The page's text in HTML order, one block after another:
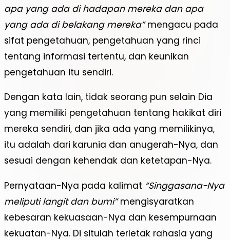
apa yang ada di hadapan mereka dan apa
yang ada di belakang mereka”mengacu pada
sifat pengetahuan, pengetahuan yang rinci
tentang informasi tertentu, dan keunikan
pengetahuan itu sendiri.
Dengan kata lain, tidak seorang pun selain Dia
yang memiliki pengetahuan tentang hakikat diri
mereka sendiri, dan jika ada yang memilikinya,
itu adalah dari karunia dan anugerah-Nya, dan
sesuai dengan kehendak dan ketetapan-Nya.
Pernyataan-Nya pada kalimat “Singgasana-Nya
meliputi langit dan bumi”mengisyaratkan
kebesaran kekuasaan-Nya dan kesempurnaan
kekuatan-Nya. Di situlah terletak rahasia yang